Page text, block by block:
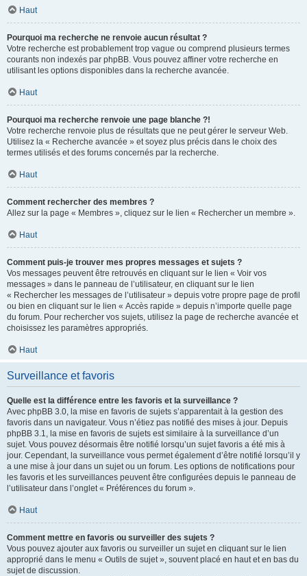
Haut
Pourquoi ma recherche ne renvoie aucun résultat ?
Votre recherche est probablement trop vague ou comprend plusieurs termes
courants non indexés par phpBB. Vous pouvez affiner votre recherche en
utilisant les options disponibles dans la recherche avancée.
Haut
Pourquoi ma recherche renvoie une page blanche ?!
Votre recherche renvoie plus de résultats que ne peut gérer le serveur Web.
Utilisez la « Recherche avancée » et soyez plus précis dans le choix des
termes utilisés et des forums concernés par la recherche.
Haut
Comment rechercher des membres ?
Allez sur la page « Membres », cliquez sur le lien « Rechercher un membre ».
Haut
Comment puis-je trouver mes propres messages et sujets ?
Vos messages peuvent être retrouvés en cliquant sur le lien « Voir vos
messages » dans le panneau de l’utilisateur, en cliquant sur le lien
« Rechercher les messages de l’utilisateur » depuis votre propre page de profil
ou bien en cliquant sur le lien « Accès rapide » depuis n’importe quelle page
du forum. Pour rechercher vos sujets, utilisez la page de recherche avancée et
choisissez les paramètres appropriés.
Haut
Surveillance et favoris
Quelle est la différence entre les favoris et la surveillance ?
Avec phpBB 3.0, la mise en favoris de sujets s’apparentait à la gestion des
favoris dans un navigateur. Vous n’étiez pas notifié des mises à jour. Depuis
phpBB 3.1, la mise en favoris de sujets est similaire à la surveillance d’un
sujet. Vous pouvez désormais être notifié lorsqu’un sujet favoris a été mis à
jour. Cependant, la surveillance vous permet également d’être notifié lorsqu’il y
a une mise à jour dans un sujet ou un forum. Les options de notifications pour
les favoris et les surveillances peuvent être configurées depuis le panneau de
l’utilisateur dans l’onglet « Préférences du forum ».
Haut
Comment mettre en favoris ou surveiller des sujets ?
Vous pouvez ajouter aux favoris ou surveiller un sujet en cliquant sur le lien
approprié dans le menu « Outils de sujet », souvent placé en haut et en bas du
sujet de discussion.